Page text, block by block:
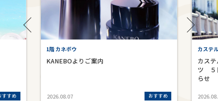
すすめ
1階 カネボウ
KANEBOよりご案内
2026.08.07 おすすめ
カステ
カス
ツ ５
らせ